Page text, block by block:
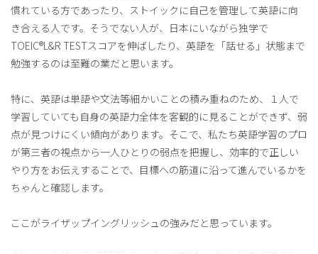
慣れている方であったり、ストイックに自己を管理して英語に向
き合える人です。そうでない人が、日本にいながら独学で
TOEIC®L&R TESTスコアを伸ばしたり、英語を「話せる」状態まで
勉強するのは至難の業だと思います。
特に、英語は単語や文法等細かいことの積み重ねのため、１人で
学習していても自身の英語力全体を客観的に見ることができず、弱
点が見つけにくい傾向があります。そこで、私たち英語学習のプロ
が第三者の視点から一人ひとりの弱点を把握し、効率的で正しい
やり方をお伝えすることで、目標への筋道に沿って進んでいるかを
ちゃんと確認します。
ここがライザップイングリッシュの強みだと思っています。